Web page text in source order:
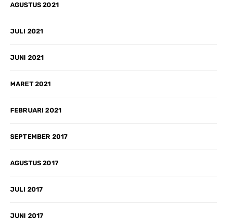
AGUSTUS 2021
JULI 2021
JUNI 2021
MARET 2021
FEBRUARI 2021
SEPTEMBER 2017
AGUSTUS 2017
JULI 2017
JUNI 2017